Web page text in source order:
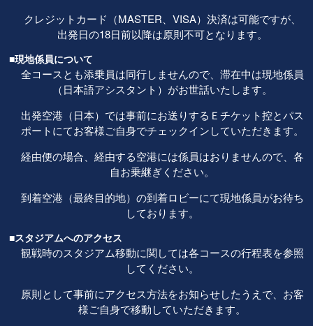
クレジットカード（MASTER、VISA）決済は可能ですが、
出発日の18日前以降は原則不可となります。
■現地係員について
全コースとも添乗員は同行しませんので、滞在中は現地係員
（日本語アシスタント）がお世話いたします。
出発空港（日本）では事前にお送りするＥチケット控とパス
ポートにてお客様ご自身でチェックインしていただきます。
経由便の場合、経由する空港には係員はおりませんので、各
自お乗継ぎください。
到着空港（最終目的地）の到着ロビーにて現地係員がお待ち
しております。
■スタジアムへのアクセス
観戦時のスタジアム移動に関しては各コースの行程表を参照
してください。
原則として事前にアクセス方法をお知らせしたうえで、お客
様ご自身で移動していただきます。